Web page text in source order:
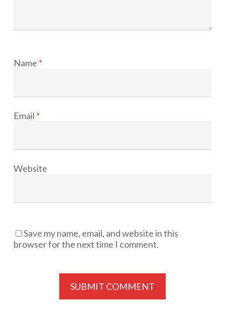
Name *
Email *
Website
Save my name, email, and website in this
browser for the next time I comment.